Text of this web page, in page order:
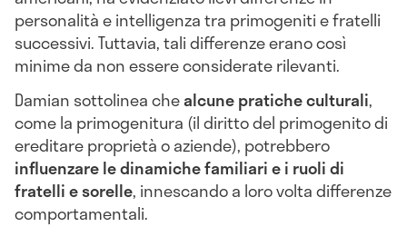
personalità e intelligenza tra primogeniti e fratelli
successivi. Tuttavia, tali differenze erano così
minime da non essere considerate rilevanti.
Damian sottolinea chealcune pratiche culturali,
come la primogenitura (il diritto del primogenito di
ereditare proprietà o aziende), potrebbero
influenzare le dinamiche familiari e i ruoli di
fratelli e sorelle, innescando a loro volta differenze
comportamentali.